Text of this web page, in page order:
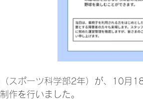
スポーツ科学部2年）が、10月
作を行いました。